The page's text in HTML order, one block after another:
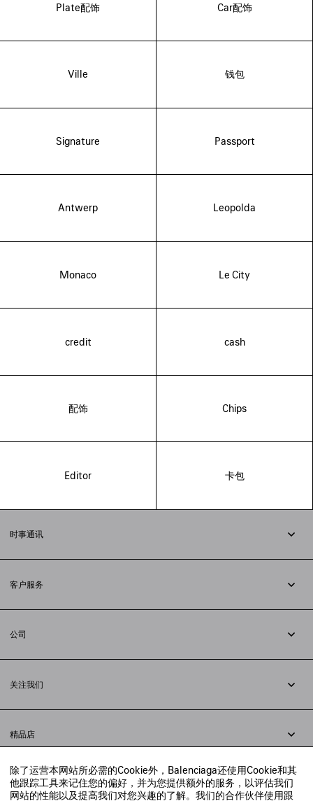
除了运营本网站所必需的Cookie外，Balenciaga还使用Cookie和其
他跟踪工具来记住您的偏好，并为您提供额外的服务，以评估我们
网站的性能以及提高我们对您兴趣的了解。我们的合作伙伴使用跟
Plate配饰 Car配饰
Ville 钱包
Signature Passport
Antwerp Leopolda
Monaco Le City
credit cash
配饰 Chips
Editor 卡包
时事通讯
客户服务
配送方式
支付
常见问题解答
公司
法律问题
联合国世界粮食计划署
举报平台
关注我们
小红书
精品店
寻找附近的精品店
实时聊天客服